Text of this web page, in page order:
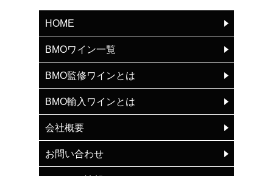
HOME
BMOワイン一覧
BMO監修ワインとは
BMO輸入ワインとは
会社概要
お問い合わせ